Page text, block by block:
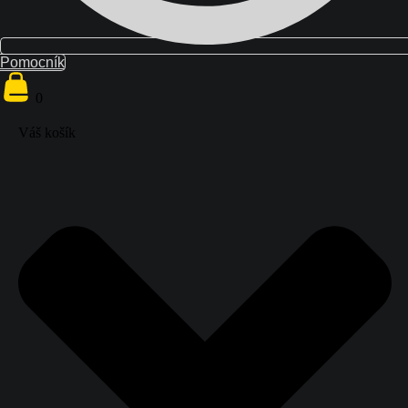
Pomocník
0
Váš košík
Blog
O nás
Kontakt
{{ search
}}
Váš košík